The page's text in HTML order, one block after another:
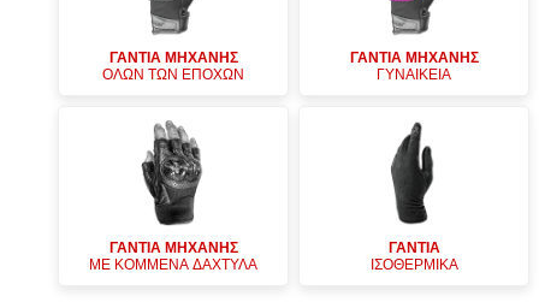
ΓΑΝΤΙΑ ΜΗΧΑΝΗΣ
ΟΛΩΝ ΤΩΝ ΕΠΟΧΩΝ
ΓΑΝΤΙΑ ΜΗΧΑΝΗΣ
ΓΥΝΑΙΚΕΙΑ
ΓΑΝΤΙΑ ΜΗΧΑΝΗΣ
ΜΕ ΚΟΜΜΕΝΑ ΔΑΧΤΥΛΑ
ΓΑΝΤΙΑ
ΙΣΟΘΕΡΜΙΚΑ